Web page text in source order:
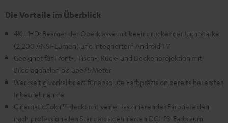
Die Vorteile im Überblick
4K UHD-Beamer der Oberklasse mit beeindruckender Lichtstärke
(2.200 ANSI-Lumen) und integriertem Android TV
Geeignet für Front-, Tisch-, Rück- und Deckenprojektion mit
Bilddiagonalen bis über 5 Meter
Werkseitig vorkalibriert für absolute Farbpräzision bereits bei erster
Inbetriebnahme
CinematicColor™ deckt mit seiner faszinierender Farbtiefe den
nach professionellen Standards definierten DCI-P3-Farbraum